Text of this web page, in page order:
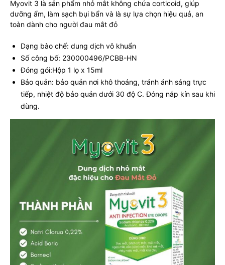
Myovit 3 là sản phẩm nhỏ mắt không chứa corticoid, giúp
dưỡng ẩm, làm sạch bụi bẩn và là sự lựa chọn hiệu quả, an
toàn dành cho người đau mắt đỏ
Dạng bào chế: dung dịch vô khuẩn
Số công bố: 230000496/PCBB-HN
Đóng gói:Hộp 1 lọ x 15ml
Bảo quản: bảo quản nơi khô thoáng, tránh ánh sáng trực
tiếp, nhiệt độ bảo quản dưới 30 độ C. Đóng nắp kín sau khi
dùng.